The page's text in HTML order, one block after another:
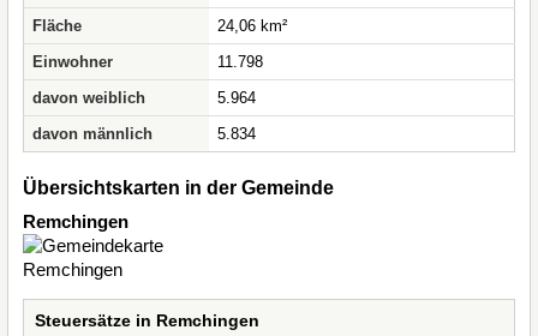
Fläche
24,06 km²
Einwohner
11.798
davon weiblich
5.964
davon männlich
5.834
Übersichtskarten in der Gemeinde
Remchingen
Steuersätze in Remchingen